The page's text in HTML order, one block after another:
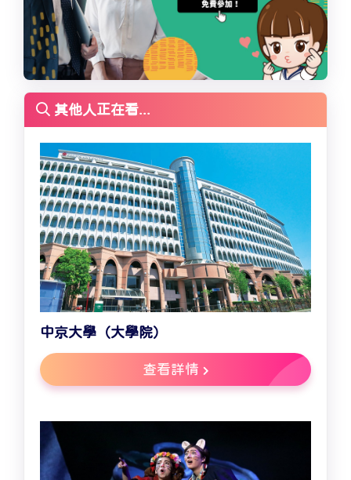
其他人正在看...
中京大學（大學院）
查看詳情